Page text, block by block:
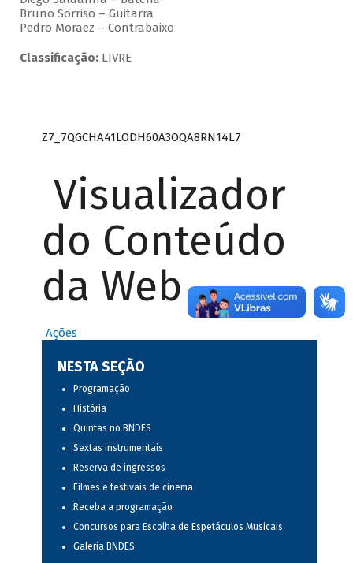
Bruno Sorriso – Guitarra
Pedro Moraez – Contrabaixo
Classificação:LIVRE
Z7_7QGCHA41LODH60A3OQA8RN14L7
Visualizador
do Conteúdo
da Web
Ações
NESTA SEÇÃO
Programação
História
Quintas no BNDES
Sextas instrumentais
Reserva de ingressos
Filmes e festivais de cinema
Receba a programação
Concursos para Escolha de Espetáculos Musicais
Galeria BNDES